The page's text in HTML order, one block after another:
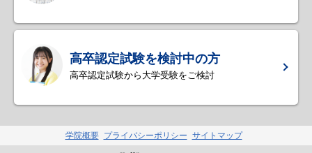
高卒認定試験を検討中の方
高卒認定試験から大学受験をご検討
学院概要 プライバシーポリシー サイトマップ